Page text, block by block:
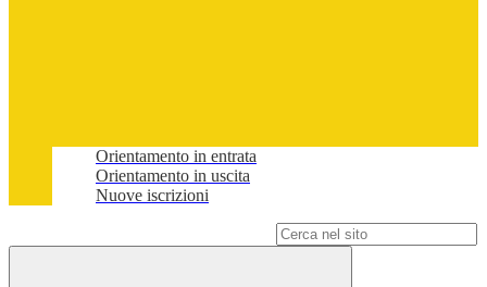
Orientamento in entrata
Orientamento in uscita
Nuove iscrizioni